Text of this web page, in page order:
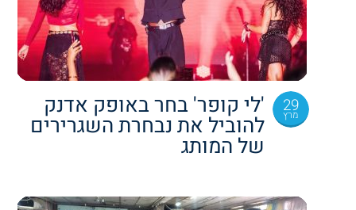
29
מרץ 'לי קופר' בחר באופק אדנק
להוביל את נבחרת השגרירים
של המותג